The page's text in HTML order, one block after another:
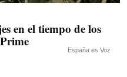
en el tiempo de los
España es Voz